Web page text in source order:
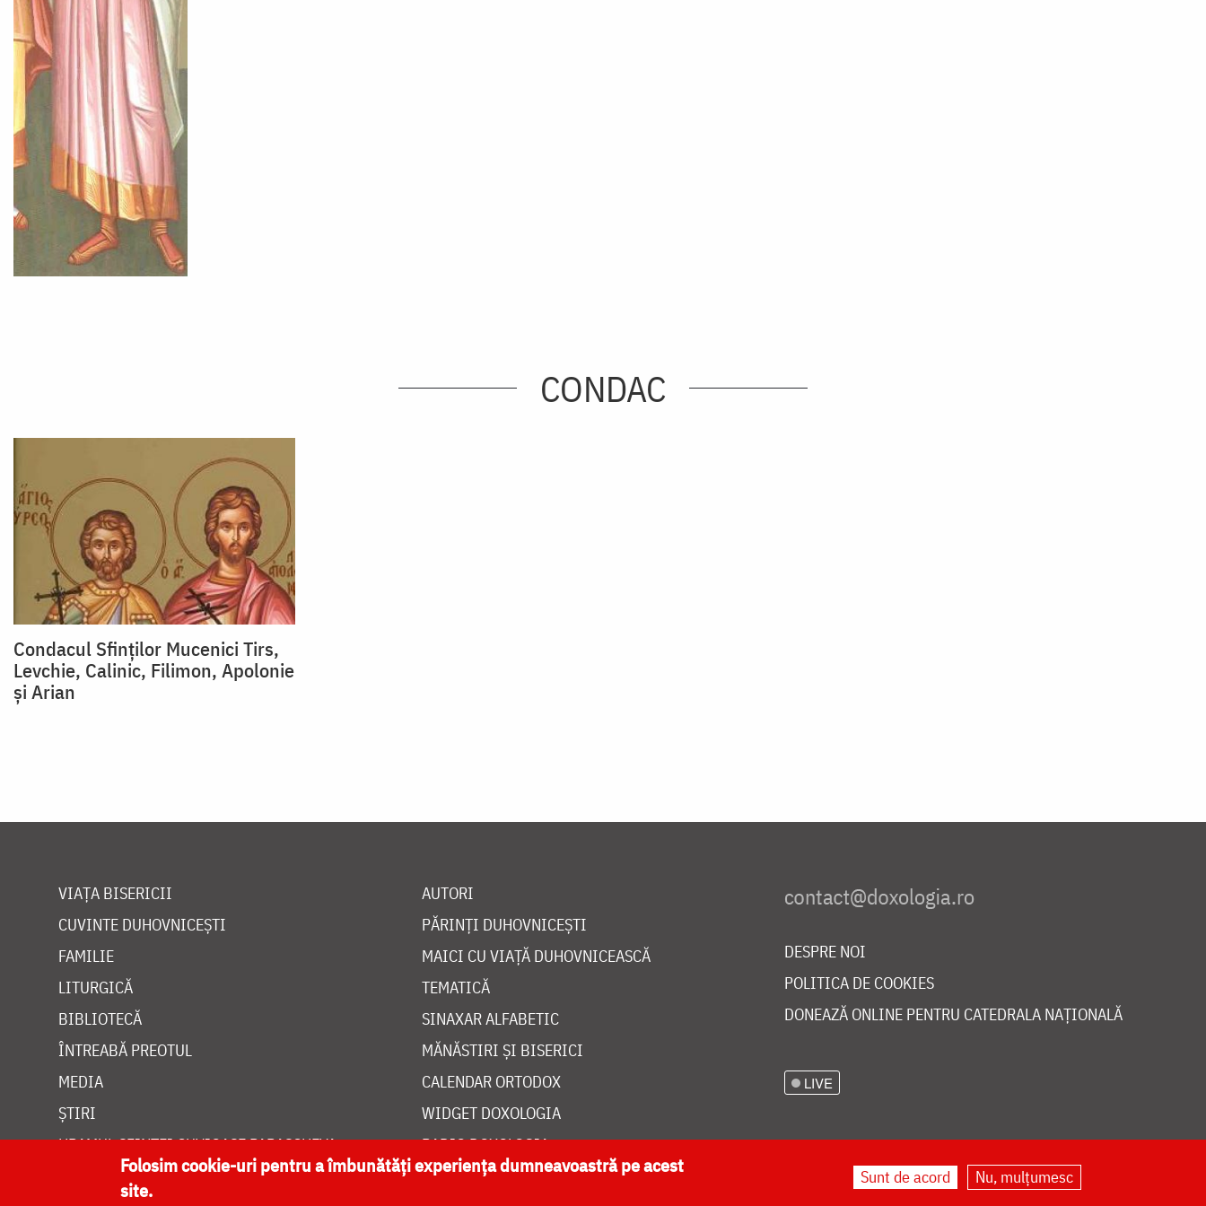
CONDAC
Condacul Sfinţilor Mucenici Tirs,
Levchie, Calinic, Filimon, Apolonie
şi Arian
VIAȚA BISERICII
CUVINTE DUHOVNICEȘTI
FAMILIE
LITURGICĂ
BIBLIOTECĂ
ÎNTREABĂ PREOTUL
MEDIA
ȘTIRI
HRAMUL SFINTEI CUVIOASE PARASCHEVA
AUTORI
PĂRINȚI DUHOVNICEȘTI
MAICI CU VIAȚĂ DUHOVNICEASCĂ
TEMATICĂ
SINAXAR ALFABETIC
MĂNĂSTIRI ȘI BISERICI
CALENDAR ORTODOX
WIDGET DOXOLOGIA
RADIO DOXOLOGIA
DESPRE NOI
POLITICA DE COOKIES
DONEAZĂ ONLINE PENTRU CATEDRALA NAȚIONALĂ
LIVE
Folosim cookie-uri pentru a îmbunătăți experiența dumneavoastră pe acest
site.
Sunt de acord Nu, mulțumesc